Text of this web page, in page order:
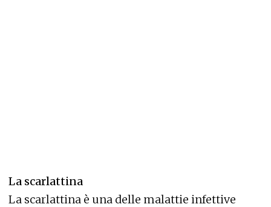
La scarlattina
La scarlattina è una delle malattie infettive